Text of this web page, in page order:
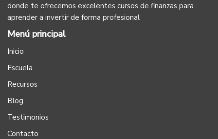
donde te ofrecemos excelentes cursos de finanzas para
aprender a invertir de forma profesional
Menú principal
Inicio
Escuela
Recursos
Blog
Testimonios
Contacto